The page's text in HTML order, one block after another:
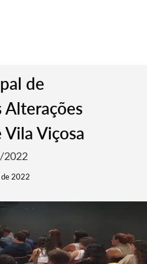
de
Alterações
Viçosa
2022
de 2022